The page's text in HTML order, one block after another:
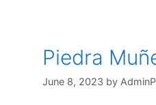
Piedra
June 8, 2023 by